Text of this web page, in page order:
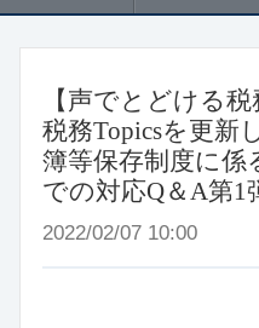
【声でとどける
税務Topicsを更新
簿等保存制度に係
での対応Q＆A第1
2022/02/07 10:00